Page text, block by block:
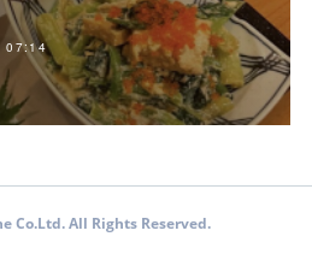
07:14
Co.Ltd. All Rights Reserved.